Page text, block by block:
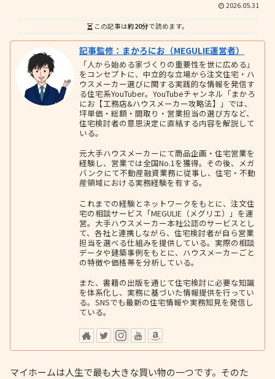
2026.05.31
この記事は約20分で読めます。
記事監修：まかろにお（MEGULIE運営者）
「人から始める家づくりの重要性を世に広める」
をコンセプトに、中立的な立場から注文住宅・ハ
ウスメーカー選びに関する実践的な情報を発信す
る住宅系YouTuber。YouTubeチャンネル「まかろ
にお【工務店&ハウスメーカー攻略法】」では、
坪単価・総額・間取り・営業担当の選び方など、
住宅検討者の意思決定に直結する内容を解説して
いる。
元大手ハウスメーカーにて商品企画・住宅営業を
経験し、営業では全国No.1を獲得。その後、メガ
バンクにて不動産融資業務に従事し、住宅・不動
産領域における実務経験を有する。
これまでの経験とネットワークをもとに、注文住
宅の相談サービス「MEGULIE（メグリエ）」を運
営。大手ハウスメーカー本社公認のサービスとし
て、各社と連携しながら、住宅検討者が自ら営業
担当を選べる仕組みを提供している。実際の相談
データや建築事例をもとに、ハウスメーカーごと
の特徴や価格帯を分析している。
また、書籍の出版を通じて住宅検討に必要な知識
を体系化し、実務に基づいた情報提供を行ってい
る。SNSでも最新の住宅情報や実務知見を発信し
ている。
マイホームは人生で最も大きな買い物の一つです。そのた